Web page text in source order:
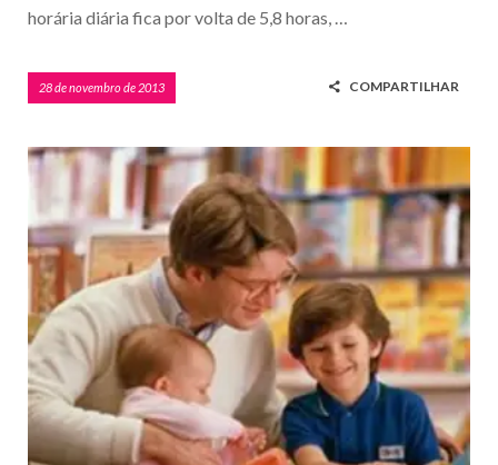
horária diária fica por volta de 5,8 horas, …
28 de novembro de 2013 COMPARTILHAR